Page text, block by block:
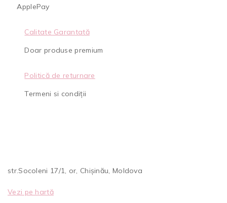
ApplePay
Calitate Garantată
Doar produse premium
Politică de returnare
Termeni si condiții
str.Socoleni 17/1, or, Chișinău, Moldova
Vezi pe hartă